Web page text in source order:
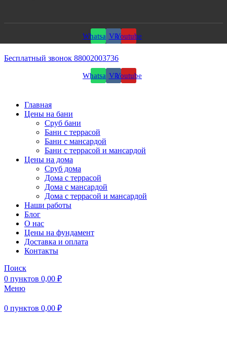
WhatsappVkYoutube
Бесплатный звонок 88002003736
WhatsappVkYoutube
Главная
Цены на бани
Сруб бани
Бани с террасой
Бани с мансардой
Бани с террасой и мансардой
Цены на дома
Сруб дома
Дома с террасой
Дома с мансардой
Дома с террасой и мансардой
Наши работы
Блог
О нас
Цены на фундамент
Доставка и оплата
Контакты
Поиск
0 пунктов 0,00 ₽
Меню
0 пунктов 0,00 ₽